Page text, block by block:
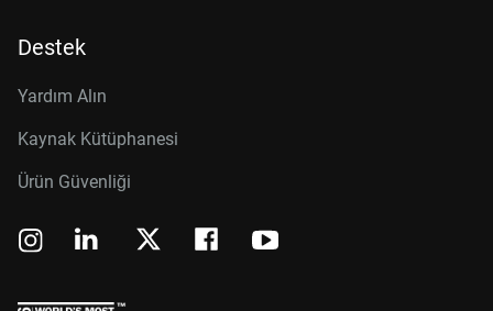
Destek
Yardım Alın
Kaynak Kütüphanesi
Ürün Güvenliği